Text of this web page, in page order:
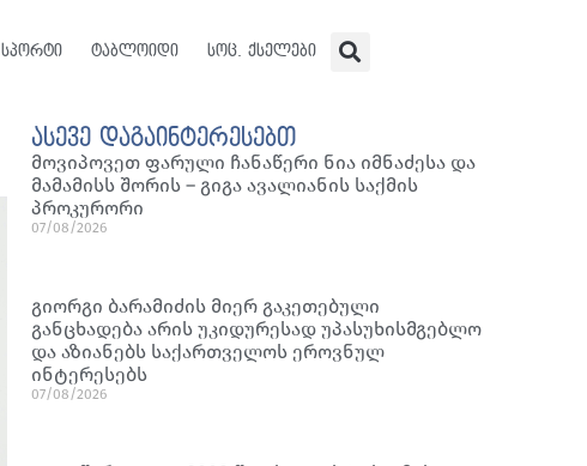
სპორტი ტაბლოიდი სოც. ქსელები
ასევე დაგაინტერესებთ
მოვიპოვეთ ფარული ჩანაწერი ნია იმნაძესა და
მამამისს შორის – გიგა ავალიანის საქმის
პროკურორი
07/08/2026
გიორგი ბარამიძის მიერ გაკეთებული
განცხადება არის უკიდურესად უპასუხისმგებლო
და აზიანებს საქართველოს ეროვნულ
ინტერესებს
07/08/2026